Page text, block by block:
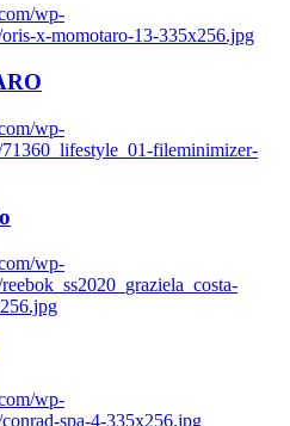
wp-
x-momotaro-13-335x256.jpg
wp-
fileminimizer-
wp-
wp-
spa-4-335x256.jpg